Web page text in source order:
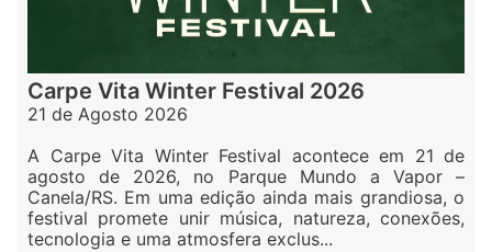
Carpe Vita Winter Festival 2026
21 de Agosto 2026
A Carpe Vita Winter Festival acontece em 21 de
agosto de 2026, no Parque Mundo a Vapor –
Canela/RS. Em uma edição ainda mais grandiosa, o
festival promete unir música, natureza, conexões,
tecnologia e uma atmosfera exclus...